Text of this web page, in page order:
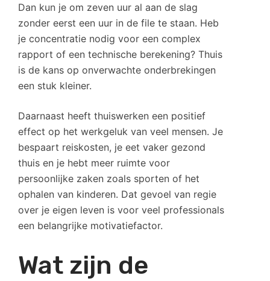
Dan kun je om zeven uur al aan de slag
zonder eerst een uur in de file te staan. Heb
je concentratie nodig voor een complex
rapport of een technische berekening? Thuis
is de kans op onverwachte onderbrekingen
een stuk kleiner.
Daarnaast heeft thuiswerken een positief
effect op het werkgeluk van veel mensen. Je
bespaart reiskosten, je eet vaker gezond
thuis en je hebt meer ruimte voor
persoonlijke zaken zoals sporten of het
ophalen van kinderen. Dat gevoel van regie
over je eigen leven is voor veel professionals
een belangrijke motivatiefactor.
Wat zijn de